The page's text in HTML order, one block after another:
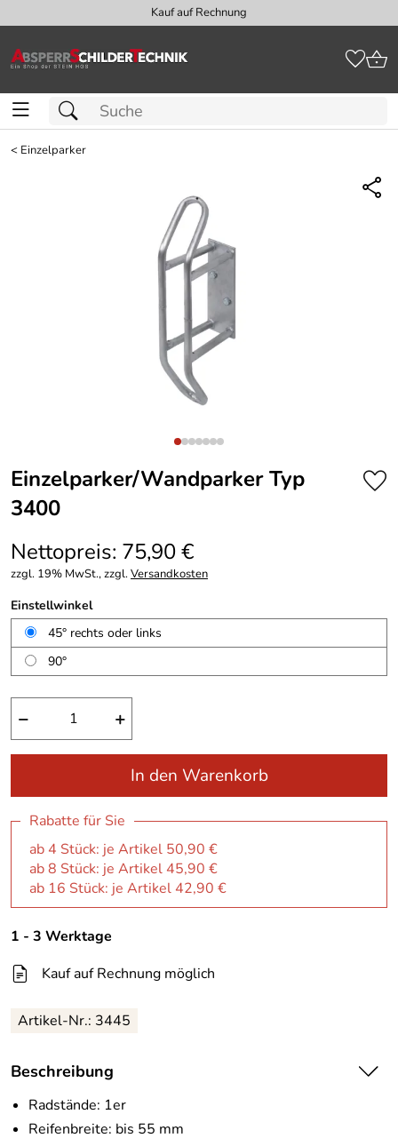
Kauf auf Rechnung
< Einzelparker
Einzelparker/Wandparker Typ
3400
Nettopreis: 75,90 €
zzgl. 19% MwSt., zzgl.Versandkosten
Einstellwinkel
45° rechts oder links
90°
− +
In den Warenkorb
Rabatte für Sie
ab 4 Stück: je Artikel 50,90 €
ab 8 Stück: je Artikel 45,90 €
ab 16 Stück: je Artikel 42,90 €
1 - 3 Werktage
Kauf auf Rechnung möglich
Artikel-Nr.: 3445
Beschreibung
Radstände: 1er
Reifenbreite: bis 55 mm